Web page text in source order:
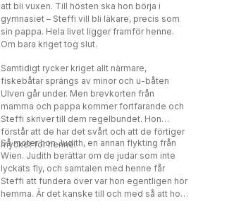
att bli vuxen. Till hösten ska hon börja i
gymnasiet – Steffi vill bli läkare, precis som
sin pappa. Hela livet ligger framför henne.
Om bara kriget tog slut.
Samtidigt rycker kriget allt närmare,
fiskebåtar sprängs av minor och u-båten
Ulven går under. Men brevkorten från
mamma och pappa kommer fortfarande och
Steffi skriver till dem regelbundet. Hon
förstår att de har det svårt och att de förtiger
mycket för henne.
Så möter hon Judith, en annan flykting från
Wien. Judith berättar om de judar som inte
lyckats fly, och samtalen med henne får
Steffi att fundera över var hon egentligen hör
hemma. Är det kanske till och med så att hon